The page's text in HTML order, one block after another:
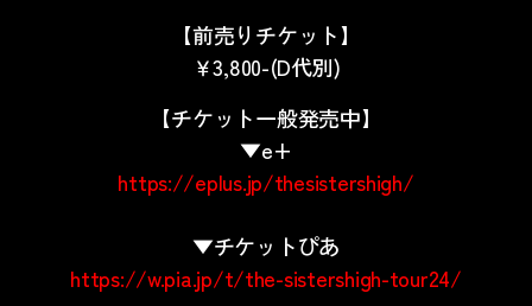
【前売りチケット】
￥3,800-(D代別)
【チケット一般発売中】
▼e+
https://eplus.jp/thesistershigh/
▼チケットぴあ
https://w.pia.jp/t/the-sistershigh-tour24/